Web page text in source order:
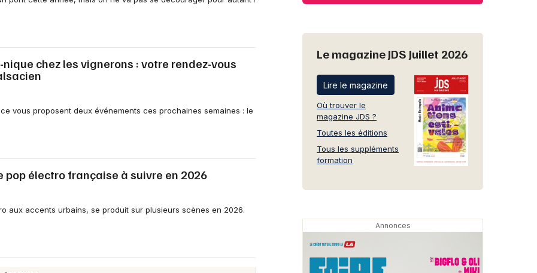
Mon email
chez les vignerons : votre rendez-vous
vous proposent deux événements ces prochaines semaines : le
électro française à suivre en 2026
aux accents urbains, se produit sur plusieurs scènes en 2026.
Le magazine JDS Juillet 2026
Lire le magazine
Où trouver le
magazine JDS ?
Toutes les éditions
Tous les suppléments
formation